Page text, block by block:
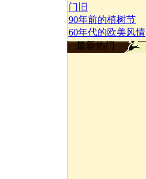
门旧
90年前的植树节
60年代的欧美风情
最新热门